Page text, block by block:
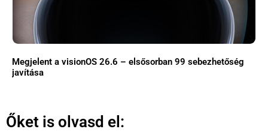
Megjelent a visionOS 26.6 – elsősorban 99 sebezhetőség
javítása
Őket is olvasd el: